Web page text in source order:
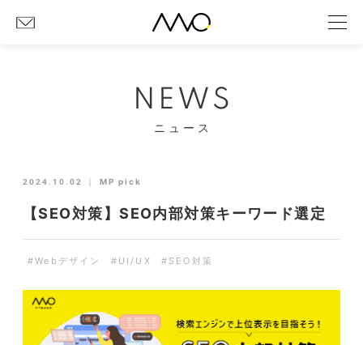
NEWS
ニュース
2024.10.02 ｜ MP pick
【SEO対策】SEO内部対策キーワード選定
#Webデザイン #UI/UX #SEO対策